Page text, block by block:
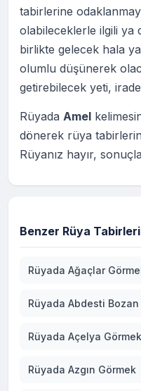
tabirlerine
olabileceklerle ilgili ya
birlikte gelecek hala
olumlu düşünerek
getirebilecek yeti,
Rüyada Amel
dönerek rüya
Rüyanız hayır,
Benzer Rüya Tabirleri
Rüyada Ağaçlar
Rüyada Abdesti
Rüyada Açelya Görmek
Rüyada Azgın Görmek